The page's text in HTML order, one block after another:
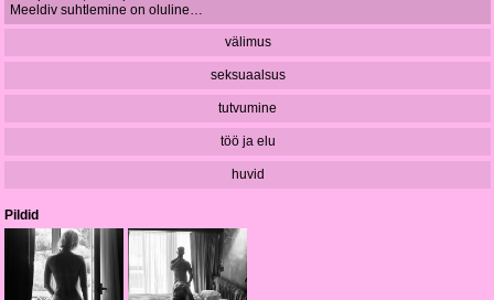
Meeldiv suhtlemine on oluline…
välimus
seksuaalsus
tutvumine
töö ja elu
huvid
Pildid